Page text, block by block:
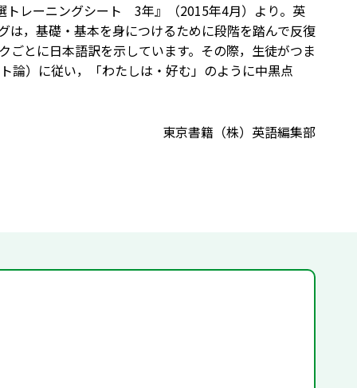
トレーニングシート 3年』（2015年4月）より。英
は，基礎・基本を身につけるために段階を踏んで反復
とに日本語訳を示しています。その際，生徒がつま
論）に従い，「わたしは・好む」のように中黒点
東京書籍（株）英語編集部